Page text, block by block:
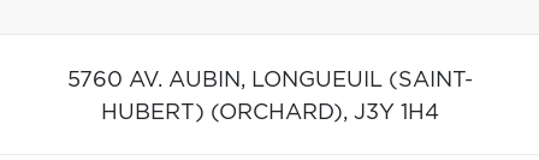
5760 AV. AUBIN, LONGUEUIL (SAINT-
HUBERT) (ORCHARD), J3Y 1H4